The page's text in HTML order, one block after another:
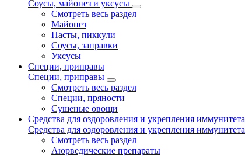
Соусы, майонез и уксусы
Смотреть весь раздел
Майонез
Пасты, пиккули
Соусы, заправки
Уксусы
Специи, приправы
Специи, приправы
Смотреть весь раздел
Специи, пряности
Сушеные овощи
Средства для оздоровления и укрепления иммунитета
Средства для оздоровления и укрепления иммунитета
Смотреть весь раздел
Аюрведические препараты